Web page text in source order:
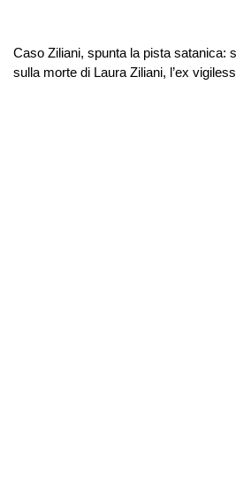
Caso Ziliani, spunta la pista satanica:
sulla morte di Laura Ziliani, l’ex